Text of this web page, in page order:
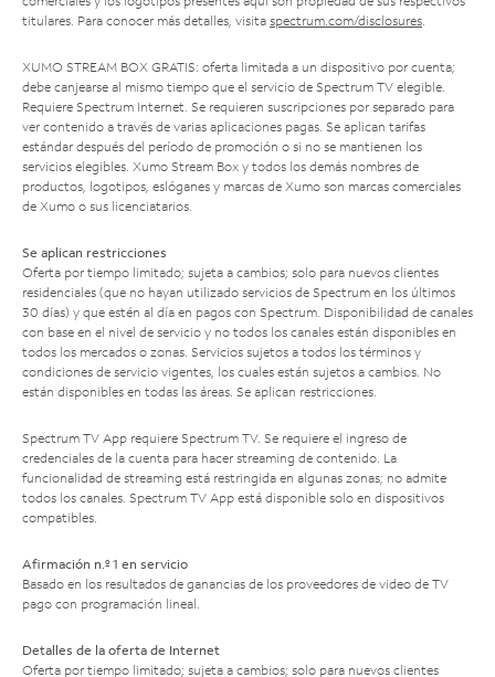
titulares. Para conocer más detalles, visita spectrum.com/disclosures.
XUMO STREAM BOX GRATIS: oferta limitada a un dispositivo por cuenta;
debe canjearse al mismo tiempo que el servicio de Spectrum TV elegible.
Requiere Spectrum Internet. Se requieren suscripciones por separado para
ver contenido a través de varias aplicaciones pagas. Se aplican tarifas
estándar después del período de promoción o si no se mantienen los
servicios elegibles. Xumo Stream Box y todos los demás nombres de
productos, logotipos, eslóganes y marcas de Xumo son marcas comerciales
de Xumo o sus licenciatarios.
Se aplican restricciones
Oferta por tiempo limitado; sujeta a cambios; solo para nuevos clientes
residenciales (que no hayan utilizado servicios de Spectrum en los últimos
30 días) y que estén al día en pagos con Spectrum. Disponibilidad de canales
con base en el nivel de servicio y no todos los canales están disponibles en
todos los mercados o zonas. Servicios sujetos a todos los términos y
condiciones de servicio vigentes, los cuales están sujetos a cambios. No
están disponibles en todas las áreas. Se aplican restricciones.
Spectrum TV App requiere Spectrum TV. Se requiere el ingreso de
credenciales de la cuenta para hacer streaming de contenido. La
funcionalidad de streaming está restringida en algunas zonas; no admite
todos los canales. Spectrum TV App está disponible solo en dispositivos
compatibles.
Afirmación n.º 1 en servicio
Basado en los resultados de ganancias de los proveedores de video de TV
pago con programación lineal.
Detalles de la oferta de Internet
Oferta por tiempo limitado; sujeta a cambios; solo para nuevos clientes